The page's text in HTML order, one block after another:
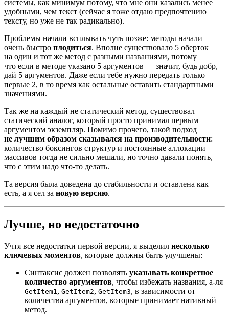
системы, как минимум потому, что мне они казались менее
удобными, чем текст (сейчас я тоже отдаю предпочтению
тексту, но уже не так радикально).
Проблемы начали всплывать чуть позже: методы начали
очень быстро плодиться. Вполне существовало 5 оберток
на один и тот же метод с разными названиями, потому
что если в методе указано 5 аргументов — значит, будь добр,
дай 5 аргументов. Даже если тебе нужно передать только
первые 2, в то время как остальныe оставить стандартными
значениями.
Так же на каждый не статический метод, существовал
статический аналог, который просто принимал первым
аргументом экземпляр. Помимо прочего, такой подход
не лучшим образом сказывался на производительности:
количество боксингов структур и постоянные аллокации
массивов тогда не сильно мешали, но точно давали понять,
что с этим надо что-то делать.
Та версия была доведена до стабильности и оставлена как
есть, а я сел за новую версию.
Лучше, но недостаточно
Учтя все недостатки первой версии, я выделил несколько
ключевых моментов, которые должны быть улучшены:
Синтаксис должен позволять указывать конкретное
количество аргументов, чтобы избежать названия, а-ля
GetItem1, GetItem2, GetItem3, в зависимости от
количества аргументов, которые принимает нативный
метод.